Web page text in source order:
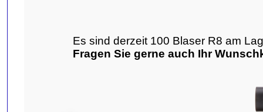
Es sind derzeit 100 Blaser R8 am
Fragen Sie gerne auch Ihr